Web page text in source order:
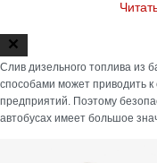
Дизельные баки
ожидании в течение
объектами